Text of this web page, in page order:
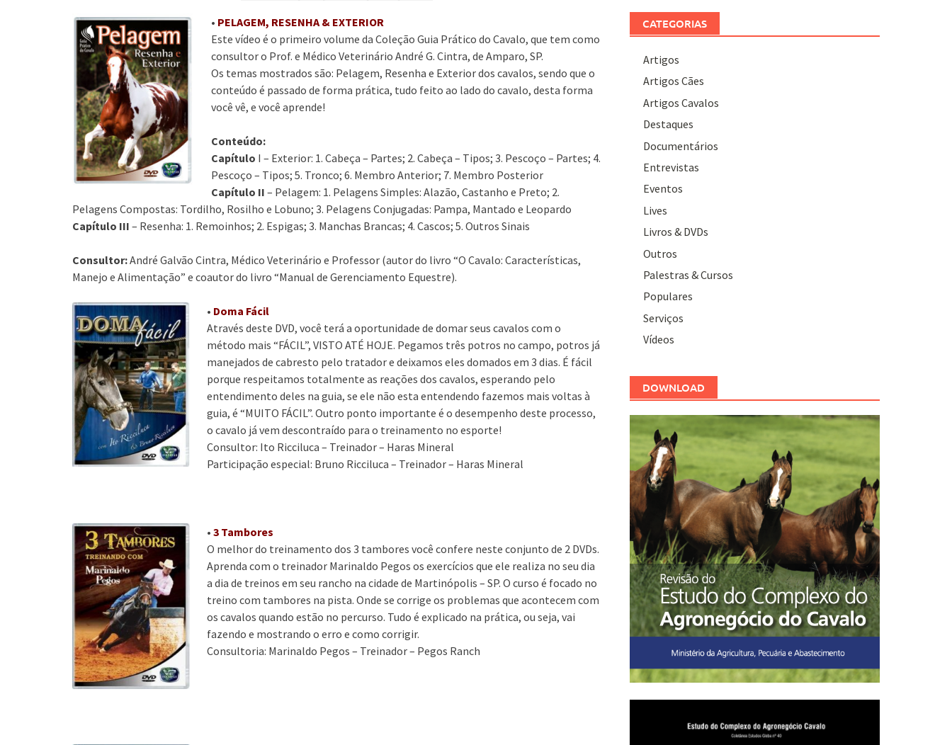
• PELAGEM, RESENHA & EXTERIOR
Este vídeo é o primeiro volume da Coleção Guia Prático do Cavalo, que tem como
consultor o Prof. e Médico Veterinário André G. Cintra, de Amparo, SP.
Os temas mostrados são: Pelagem, Resenha e Exterior dos cavalos, sendo que o
conteúdo é passado de forma prática, tudo feito ao lado do cavalo, desta forma
você vê, e você aprende!
Conteúdo:
Capítulo I – Exterior: 1. Cabeça – Partes; 2. Cabeça – Tipos; 3. Pescoço – Partes; 4.
Pescoço – Tipos; 5. Tronco; 6. Membro Anterior; 7. Membro Posterior
Capítulo II – Pelagem: 1. Pelagens Simples: Alazão, Castanho e Preto; 2.
Pelagens Compostas: Tordilho, Rosilho e Lobuno; 3. Pelagens Conjugadas: Pampa, Mantado e Leopardo
Capítulo III – Resenha: 1. Remoinhos; 2. Espigas; 3. Manchas Brancas; 4. Cascos; 5. Outros Sinais
Consultor:André Galvão Cintra, Médico Veterinário e Professor (autor do livro “O Cavalo: Características,
Manejo e Alimentação” e coautor do livro “Manual de Gerenciamento Equestre).
• Doma Fácil
Através deste DVD, você terá a oportunidade de domar seus cavalos com o
método mais “FÁCIL”, VISTO ATÉ HOJE. Pegamos três potros no campo, potros já
manejados de cabresto pelo tratador e deixamos eles domados em 3 dias. É fácil
porque respeitamos totalmente as reações dos cavalos, esperando pelo
entendimento deles na guia, se ele não esta entendendo fazemos mais voltas à
guia, é “MUITO FÁCIL”. Outro ponto importante é o desempenho deste processo,
o cavalo já vem descontraído para o treinamento no esporte!
Consultor: Ito Ricciluca – Treinador – Haras Mineral
Participação especial: Bruno Ricciluca – Treinador – Haras Mineral
• 3 Tambores
O melhor do treinamento dos 3 tambores você confere neste conjunto de 2 DVDs.
Aprenda com o treinador Marinaldo Pegos os exercícios que ele realiza no seu dia
a dia de treinos em seu rancho na cidade de Martinópolis – SP. O curso é focado no
treino com tambores na pista. Onde se corrige os problemas que acontecem com
os cavalos quando estão no percurso. Tudo é explicado na prática, ou seja, vai
fazendo e mostrando o erro e como corrigir.
Consultoria: Marinaldo Pegos – Treinador – Pegos Ranch
CATEGORIAS
Artigos
Artigos Cães
Artigos Cavalos
Destaques
Documentários
Entrevistas
Eventos
Lives
Livros & DVDs
Outros
Palestras & Cursos
Populares
Serviços
Vídeos
DOWNLOAD